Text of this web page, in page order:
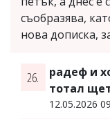
съобразява,
нова дописка,
26.
радеф и
тотал
12.05.2026